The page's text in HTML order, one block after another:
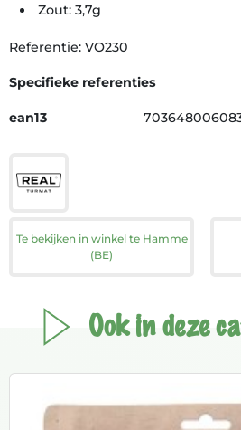
Zout: 3,7g
Referentie: VO230
Specifieke referenties
ean13
Te bekijken in winkel te Hamme
(BE)
Ook in deze